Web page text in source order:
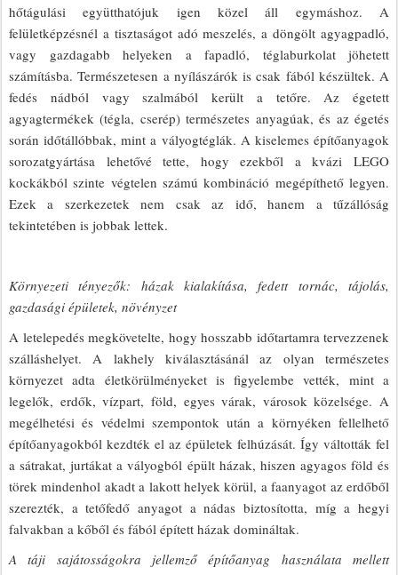
hőtágulási együtthatójuk igen közel áll egymáshoz. A
felületképzésnél a tisztaságot adó meszelés, a döngölt agyagpadló,
vagy gazdagabb helyeken a fapadló, téglaburkolat jöhetett
számításba. Természetesen a nyílászárók is csak fából készültek. A
fedés nádból vagy szalmából került a tetőre. Az égetett
agyagtermékek (tégla, cserép) természetes anyagúak, és az égetés
során időtállóbbak, mint a vályogtéglák. A kiselemes építőanyagok
sorozatgyártása lehetővé tette, hogy ezekből a kvázi LEGO
kockákból szinte végtelen számú kombináció megépíthető legyen.
Ezek a szerkezetek nem csak az idő, hanem a tűzállóság
tekintetében is jobbak lettek.
Környezeti tényezők: házak kialakítása, fedett tornác, tájolás,
gazdasági épületek, növényzet
A letelepedés megkövetelte, hogy hosszabb időtartamra tervezzenek
szálláshelyet. A lakhely kiválasztásánál az olyan természetes
környezet adta életkörülményeket is figyelembe vették, mint a
legelők, erdők, vízpart, föld, egyes várak, városok közelsége. A
megélhetési és védelmi szempontok után a környéken fellelhető
építőanyagokból kezdték el az épületek felhúzását. Így váltották fel
a sátrakat, jurtákat a vályogból épült házak, hiszen agyagos föld és
törek mindenhol akadt a lakott helyek körül, a faanyagot az erdőből
szerezték, a tetőfedő anyagot a nádas biztosította, míg a hegyi
falvakban a kőből és fából épített házak domináltak.
A táji sajátosságokra jellemző építőanyag használata mellett